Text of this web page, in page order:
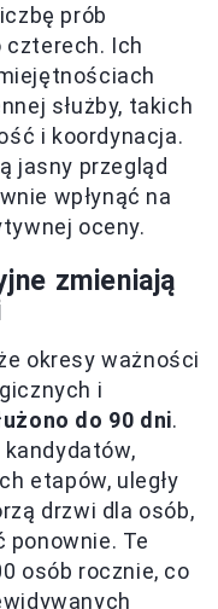
prób
czterech. Ich
służby, takich
i koordynacja.
jasny przegląd
wpłynąć na
oceny.
zmieniają
okresy ważności
i
do 90 dni.
etapów, uległy
drzwi dla osób,
ponownie. Te
osób rocznie, co